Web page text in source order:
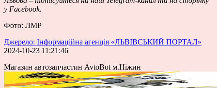
у Facebook.
Фото: ЛМР
Джерело: Інформаційна агенція «ЛЬВІВСЬКИЙ ПОРТАЛ»
2024-10-23 11:21:46
Магазин автозапчастин AvtoBot м.Ніжин